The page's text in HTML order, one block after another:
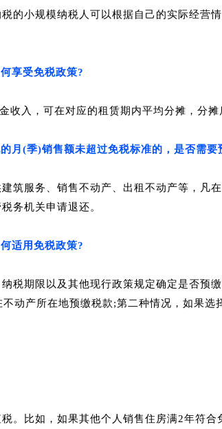
的小规模纳税人可以根据自己的实际经营
享受免税政策?
入，可在对应的租赁期内平均分摊，分
月(季)销售额未超过免税标准的，是否需要
筑服务、销售不动产、出租不动产等，凡
务机关申请退还。
适用免税政策?
税期限以及其他现行政策规定确定是否预缴
动产所在地预缴税款;第二种情况，如果
。 比如，如果其他个人销售住房满2年符